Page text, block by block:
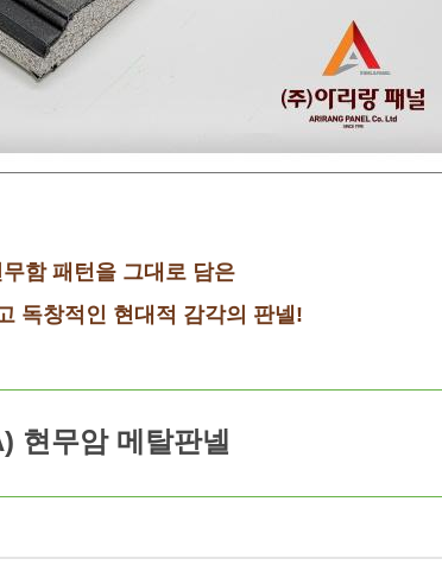
함 패턴을 그대로 담은
독창적인 현대적 감각의 판넬!
현무암 메탈판넬